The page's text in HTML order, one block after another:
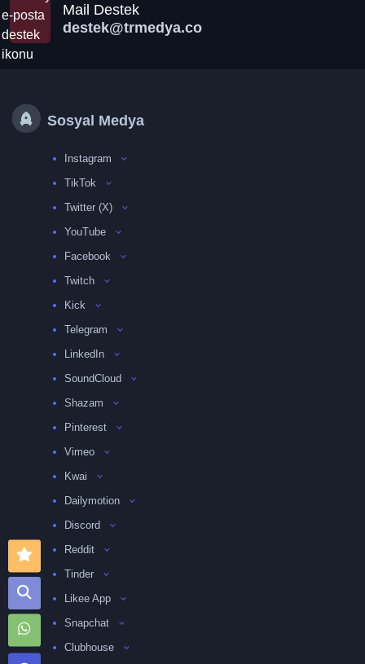
Mail Destek
destek@trmedya.co
Sosyal Medya
Instagram
TikTok
Twitter (X)
YouTube
Facebook
Twitch
Kick
Telegram
LinkedIn
SoundCloud
Shazam
Pinterest
Vimeo
Kwai
Dailymotion
Discord
Reddit
Tinder
Likee App
Snapchat
Clubhouse